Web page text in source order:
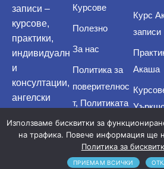
записи –
курсове,
практики,
индивидуалн
и
консултации,
ангелски
енергийни
спрейове
Курсове
Полезно
За нас
Политика за
поверителнос
т, Политиката
за
бисквитките и
Условия за
Курс
записи
Акаша
Използваме бисквитки за
на трафика. Повече информация ще
Политика за
ПРИЕМАМ ВСИЧКИ